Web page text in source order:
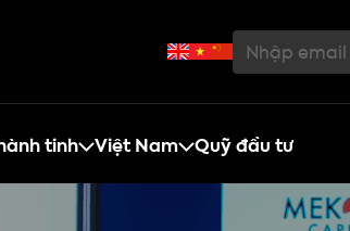
tinh Việt Nam Quỹ đầu tư